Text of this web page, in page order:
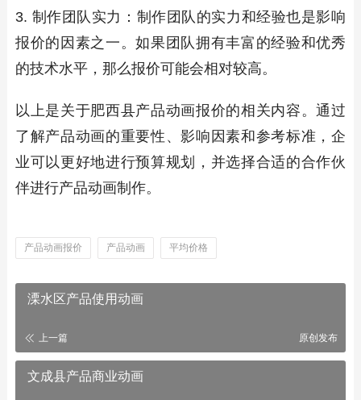
3. 制作团队实力：制作团队的实力和经验也是影响
报价的因素之一。如果团队拥有丰富的经验和优秀
的技术水平，那么报价可能会相对较高。
以上是关于肥西县产品动画报价的相关内容。通过
了解产品动画的重要性、影响因素和参考标准，企
业可以更好地进行预算规划，并选择合适的合作伙
伴进行产品动画制作。
产品动画报价 产品动画 平均价格
溧水区产品使用动画
上一篇 原创发布
文成县产品商业动画